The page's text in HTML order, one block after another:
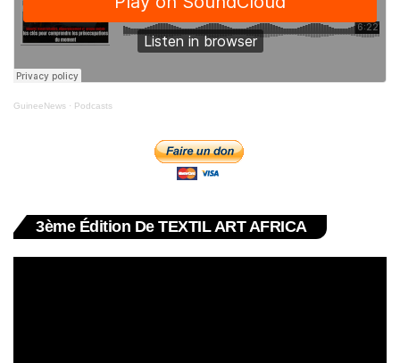
GuineeNews · Podcasts
3ème Édition De TEXTIL ART AFRICA